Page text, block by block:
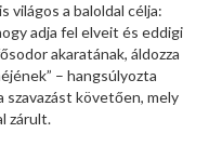
világos a baloldal célja:
adja fel elveit és eddigi
akaratának, áldozza
– hangsúlyozta
szavazást követően, mely
zárult.